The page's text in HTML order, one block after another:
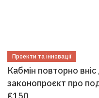
Проекти та інновації
Кабмін повторно
законопроєкт про